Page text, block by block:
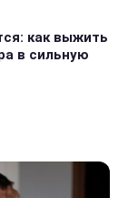
как выжить
в сильную